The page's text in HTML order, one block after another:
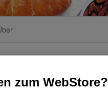
zum WebStore?